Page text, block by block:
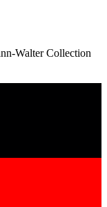
Walter Collection